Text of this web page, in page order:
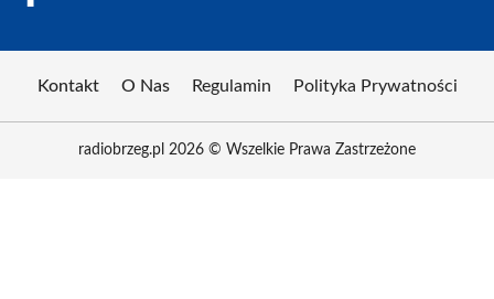
Kontakt O Nas Regulamin Polityka Prywatności
radiobrzeg.pl 2026 © Wszelkie Prawa Zastrzeżone